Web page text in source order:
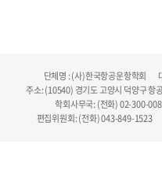
단체명 : (사)한국항공운항학회
주소: (10540) 경기도 고양시 덕양구 항
학회사무국: (전화) 02-300-
편집위원회: (전화) 043-849-1523